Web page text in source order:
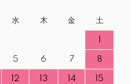
水 木 金 土
5 6 7 8
12 13 14 15